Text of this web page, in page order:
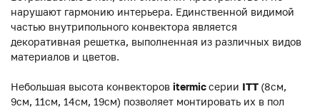
нарушают гармонию интерьера. Единственной видимой
частью внутрипольного конвектора является
декоративная решетка, выполненная из различных видов
материалов и цветов.
Небольшая высота конвекторов itermicсерии ITT (8см,
9см, 11см, 14см, 19см) позволяет монтировать их в пол